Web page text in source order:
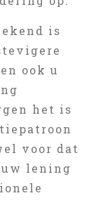
is
ook u
het is
voor dat
lening